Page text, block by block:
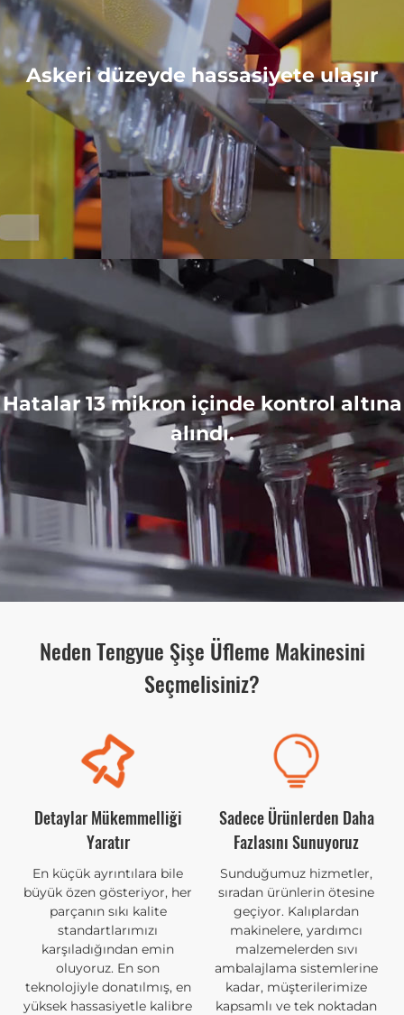
Askeri düzeyde hassasiyete ulaşır
Hatalar 13 mikron içinde kontrol altına
alındı.
Neden Tengyue Şişe Üfleme Makinesini
Seçmelisiniz?
Detaylar Mükemmelliği
Yaratır
En küçük ayrıntılara bile
büyük özen gösteriyor, her
parçanın sıkı kalite
standartlarımızı
karşıladığından emin
oluyoruz. En son
teknolojiyle donatılmış, en
yüksek hassasiyetle kalibre
Sadece Ürünlerden Daha
Fazlasını Sunuyoruz
Sunduğumuz hizmetler,
sıradan ürünlerin ötesine
geçiyor. Kalıplardan
makinelere, yardımcı
malzemelerden sıvı
ambalajlama sistemlerine
kadar, müşterilerimize
kapsamlı ve tek noktadan